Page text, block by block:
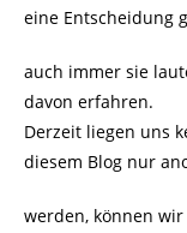
eine Entscheidung
auch immer sie
davon erfahren.
Derzeit liegen uns
diesem Blog nur
werden, können